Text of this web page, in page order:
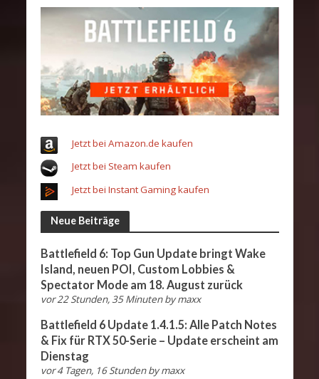
Jetzt bei Amazon.de kaufen
Jetzt bei Steam kaufen
Jetzt bei Instant Gaming kaufen
Neue Beiträge
Battlefield 6: Top Gun Update bringt Wake
Island, neuen POI, Custom Lobbies &
Spectator Mode am 18. August zurück
vor 22 Stunden, 35 Minuten bymaxx
Battlefield 6 Update 1.4.1.5: Alle Patch Notes
& Fix für RTX 50-Serie – Update erscheint am
Dienstag
vor 4 Tagen, 16 Stunden bymaxx